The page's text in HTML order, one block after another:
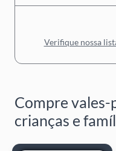
Verifique nossa
Compre
crianças e